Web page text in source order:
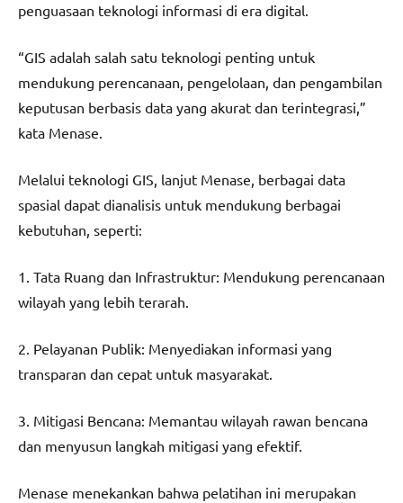
penguasaan teknologi informasi di era digital.
“GIS adalah salah satu teknologi penting untuk
mendukung perencanaan, pengelolaan, dan pengambilan
keputusan berbasis data yang akurat dan terintegrasi,”
kata Menase.
Melalui teknologi GIS, lanjut Menase, berbagai data
spasial dapat dianalisis untuk mendukung berbagai
kebutuhan, seperti:
1. Tata Ruang dan Infrastruktur: Mendukung perencanaan
wilayah yang lebih terarah.
2. Pelayanan Publik: Menyediakan informasi yang
transparan dan cepat untuk masyarakat.
3. Mitigasi Bencana: Memantau wilayah rawan bencana
dan menyusun langkah mitigasi yang efektif.
Menase menekankan bahwa pelatihan ini merupakan